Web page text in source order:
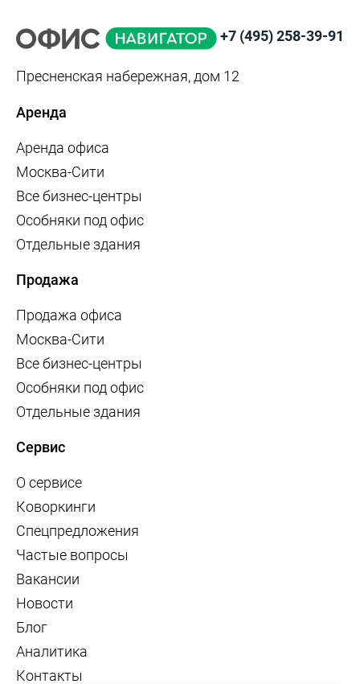
+7 (495) 258-39-91
Пресненская набережная, дом 12
Аренда
Аренда офиса
Москва-Сити
Все бизнес-центры
Особняки под офис
Отдельные здания
Продажа
Продажа офиса
Москва-Сити
Все бизнес-центры
Особняки под офис
Отдельные здания
Сервис
О сервисе
Коворкинги
Спецпредложения
Частые вопросы
Вакансии
Новости
Блог
Аналитика
Контакты